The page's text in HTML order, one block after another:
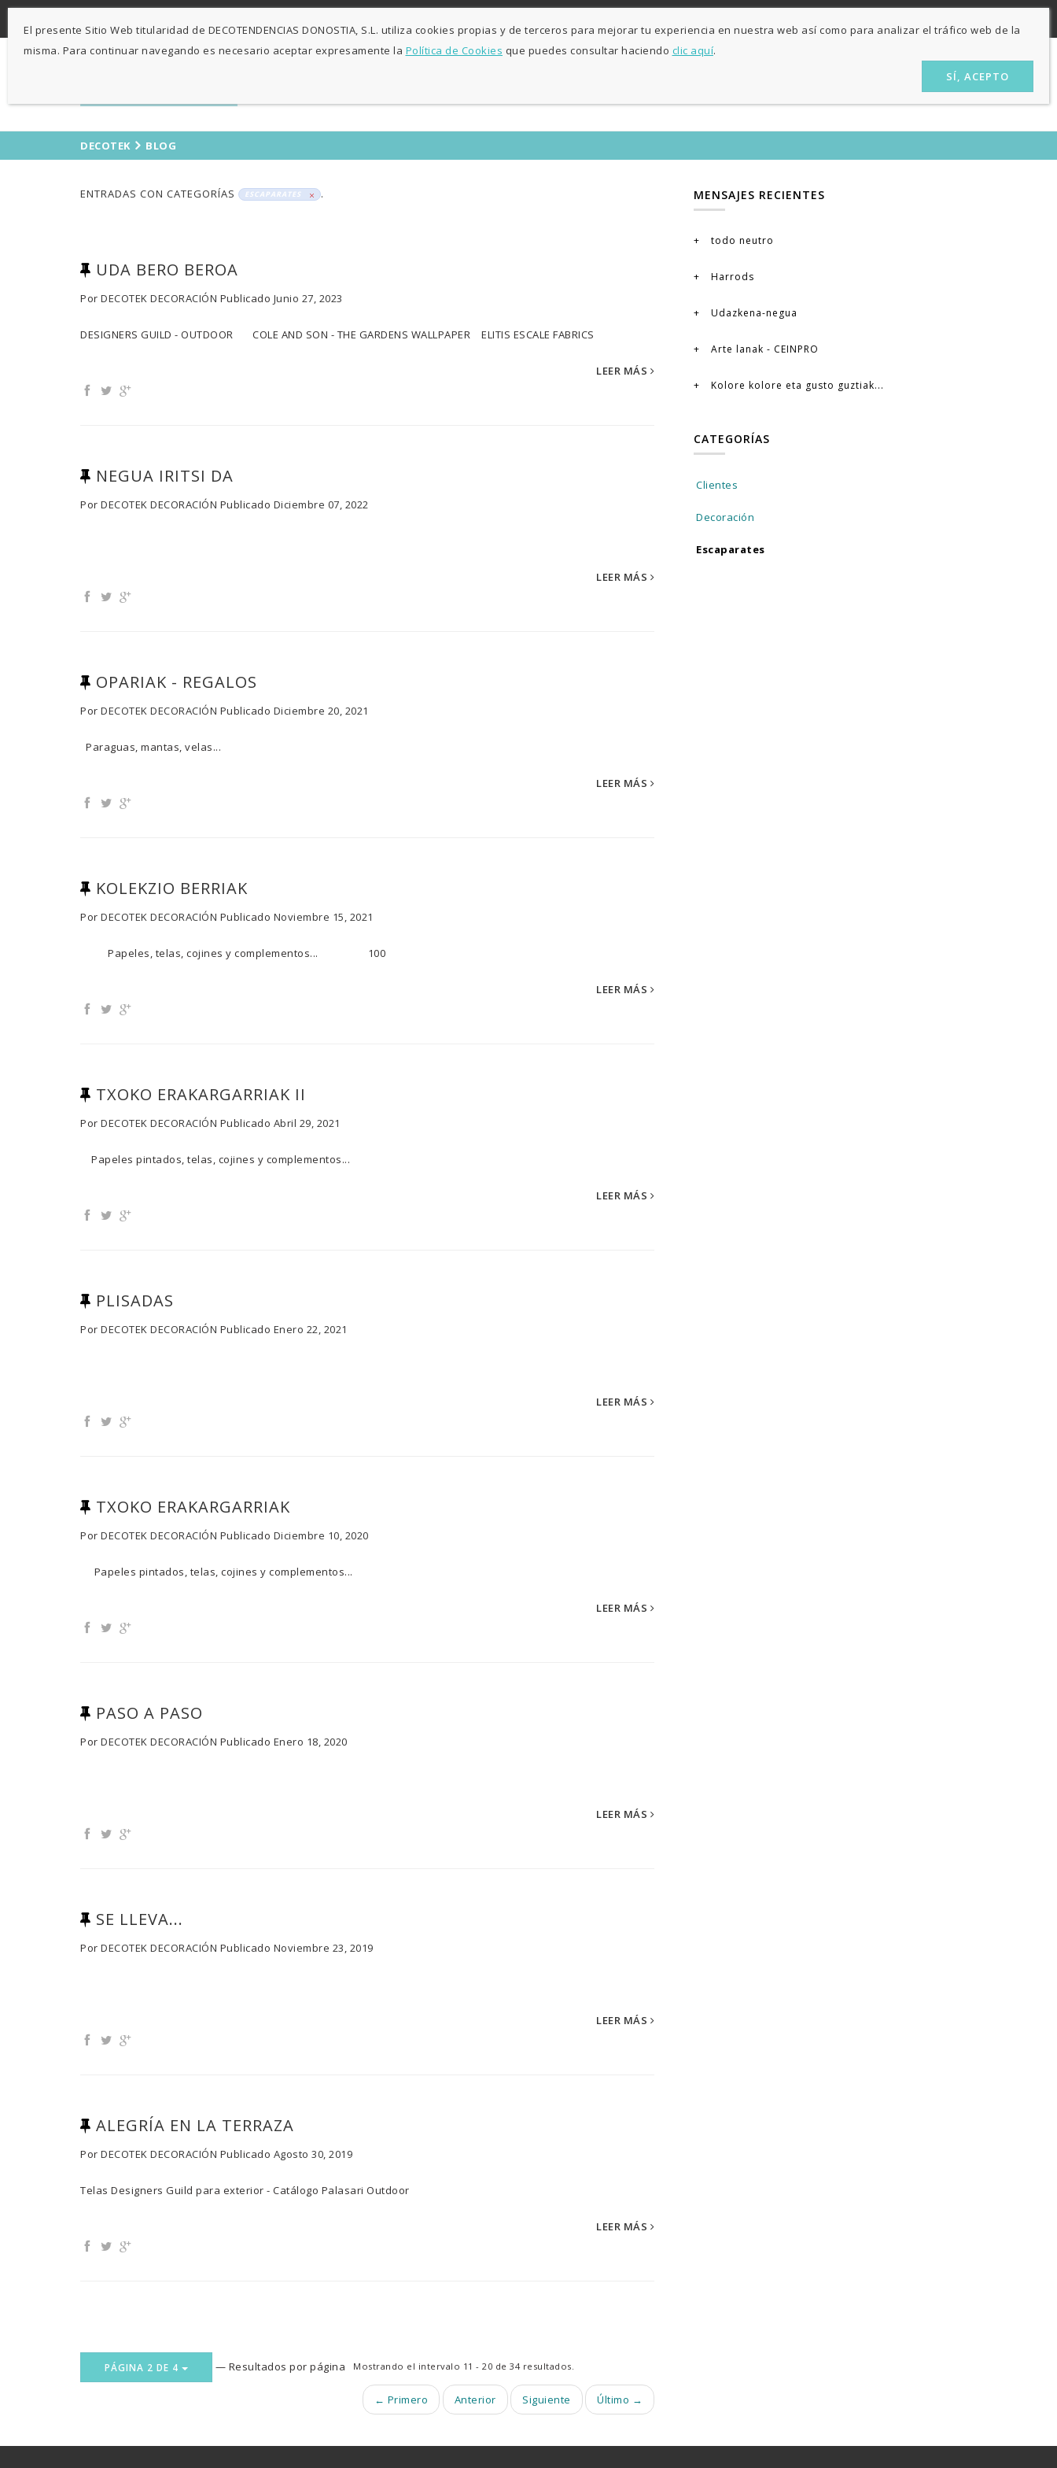
BLOG
DECOTEK BLOG
ENTRADAS CON CATEGORÍAS ESCAPARATES .
UDA BERO BEROA
Por DECOTEK DECORACIÓN Publicado Junio 27, 2023
DESIGNERS GUILD - OUTDOOR COLE AND SON - THE GARDENS WALLPAPER ELITIS ESCALE FABRICS
LEER MÁS
NEGUA IRITSI DA
Por DECOTEK DECORACIÓN Publicado Diciembre 07, 2022
LEER MÁS
OPARIAK - REGALOS
Por DECOTEK DECORACIÓN Publicado Diciembre 20, 2021
Paraguas, mantas, velas...
LEER MÁS
KOLEKZIO BERRIAK
Por DECOTEK DECORACIÓN Publicado Noviembre 15, 2021
Papeles, telas, cojines y complementos... 100
LEER MÁS
TXOKO ERAKARGARRIAK II
Por DECOTEK DECORACIÓN Publicado Abril 29, 2021
Papeles pintados, telas, cojines y complementos...
LEER MÁS
PLISADAS
Por DECOTEK DECORACIÓN Publicado Enero 22, 2021
LEER MÁS
TXOKO ERAKARGARRIAK
Por DECOTEK DECORACIÓN Publicado Diciembre 10, 2020
Papeles pintados, telas, cojines y complementos...
LEER MÁS
PASO A PASO
Por DECOTEK DECORACIÓN Publicado Enero 18, 2020
LEER MÁS
SE LLEVA...
Por DECOTEK DECORACIÓN Publicado Noviembre 23, 2019
LEER MÁS
ALEGRÍA EN LA TERRAZA
Por DECOTEK DECORACIÓN Publicado Agosto 30, 2019
Telas Designers Guild para exterior - Catálogo Palasari Outdoor
LEER MÁS
PÁGINA 2 DE 4 — Resultados por página Mostrando el intervalo 11 - 20 de 34 resultados.
← Primero Anterior Siguiente Último →
MENSAJES RECIENTES
todo neutro
Harrods
Udazkena-negua
Arte lanak - CEINPRO
Kolore kolore eta gusto guztiak...
CATEGORÍAS
Clientes
Decoración
Escaparates
El presente Sitio Web titularidad de DECOTENDENCIAS DONOSTIA, S.L. utiliza cookies propias y de terceros para mejorar tu experiencia en nuestra web así como para analizar el tráfico web de la
misma. Para continuar navegando es necesario aceptar expresamente la Política de Cookies que puedes consultar haciendo clic aquí.
SÍ, ACEPTO